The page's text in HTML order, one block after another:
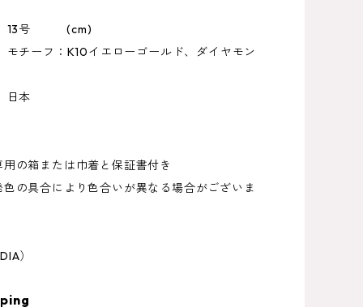
13号 (cm)
ーフ：K10イエローゴールド、ダイヤモン
日本
の箱または巾着と保証書付き
の具合により色合いが異なる場合がございま
）